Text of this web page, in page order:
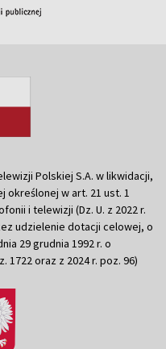
Polskiej S.A. w likwidacji,
określonej w art. 21 ust. 1
i telewizji (Dz. U. z 2022 r.
udzielenie dotacji celowej, o
29 grudnia 1992 r. o
1722 oraz z 2024 r. poz. 96)